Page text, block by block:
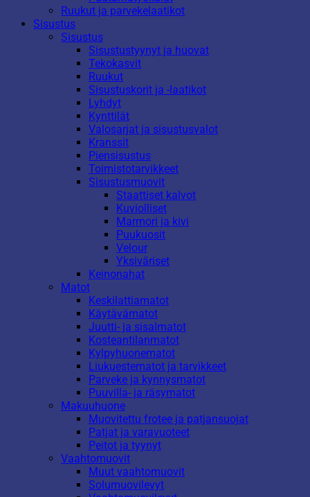
Ruukut ja parvekelaatikot
Sisustus
Sisustus
Sisustustyynyt ja huovat
Tekokasvit
Ruukut
Sisustuskorit ja -laatikot
Lyhdyt
Kynttilät
Valosarjat ja sisustusvalot
Kranssit
Piensisustus
Toimistotarvikkeet
Sisustusmuovit
Staattiset kalvot
Kuviolliset
Marmori ja kivi
Puukuosit
Velour
Yksiväriset
Keinonahat
Matot
Keskilattiamatot
Käytävämatot
Juutti- ja sisalmatot
Kosteantilanmatot
Kylpyhuonematot
Liukuestematot ja tarvikkeet
Parveke ja kynnysmatot
Puuvilla- ja räsymatot
Makuuhuone
Muovitettu frotee ja patjansuojat
Patjat ja varavuoteet
Peitot ja tyynyt
Vaahtomuovit
Muut vaahtomuovit
Solumuovilevyt